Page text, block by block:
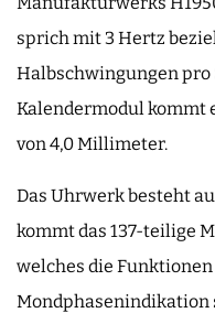
sprich mit 3 Hertz
Halbschwingungen pro
Kalendermodul kommt
von 4,0 Millimeter.
Das Uhrwerk besteht
kommt das 137-teilige
welches die
Mondphasenindikation